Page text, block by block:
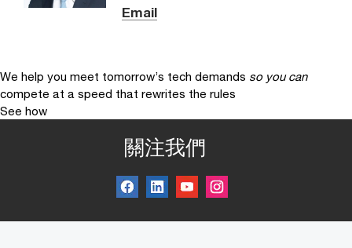
Email
We help you meet tomorrow’s tech demands so you can
compete at a speed that rewrites the rules
See how
關注我們